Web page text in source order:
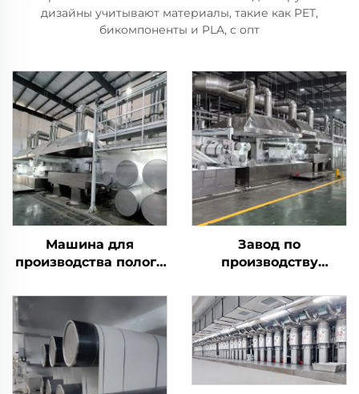
дизайны учитывают материалы, такие как PET,
бикомпоненты и PLA, с опт
Машина для
производства полого
силиконизированного
полиэфирного
штапельного волокна
Завод по
производству
полиэфирного
штапельного волокна
(PSF) Машина для
производства
цельного
полиэфирного